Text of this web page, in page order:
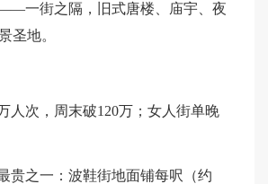
——一街之隔，旧式唐楼、庙宇、夜
圣地。
人次，周末破120万；女人街单晚
贵之一：波鞋街地面铺每呎（约